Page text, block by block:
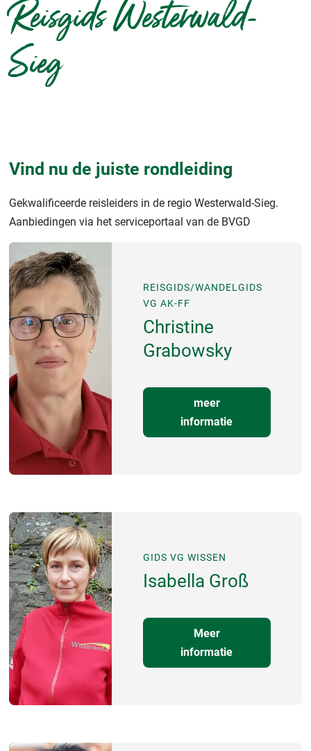
Reisgids Westerwald-
Sieg
Vind nu de juiste rondleiding
Gekwalificeerde reisleiders in de regio Westerwald-Sieg.
Aanbiedingen via het serviceportaal van de BVGD
REISGIDS/WANDELGIDS
VG AK-FF
Christine
Grabowsky
meer
informatie
GIDS VG WISSEN
Isabella Groß
Meer
informatie